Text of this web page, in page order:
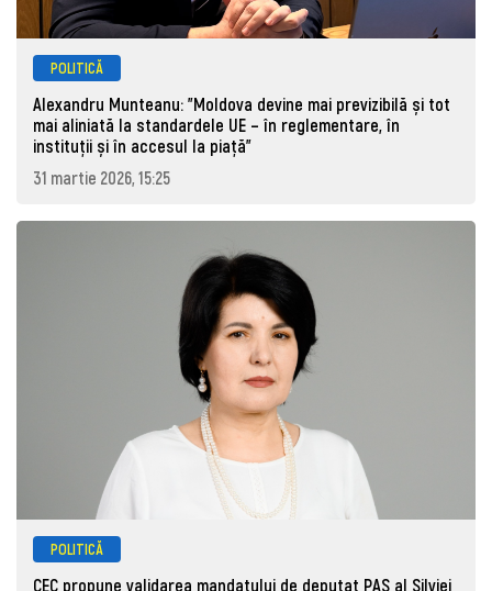
POLITICĂ
Alexandru Munteanu: "Moldova devine mai previzibilă și tot
mai aliniată la standardele UE – în reglementare, în
instituții și în accesul la piață"
31 martie 2026, 15:25
POLITICĂ
CEC propune validarea mandatului de deputat PAS al Silviei